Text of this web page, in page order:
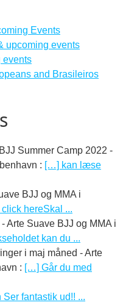
Events
upcoming events
events
and Brasileiros
Summer Camp 2022 -
: […] kan læse
BJJ og MMA i
hereSkal ...
Arte Suave BJJ og MMA i
kan du ...
i maj måned - Arte
: […] Går du med
Ser fantastik ud!! ...